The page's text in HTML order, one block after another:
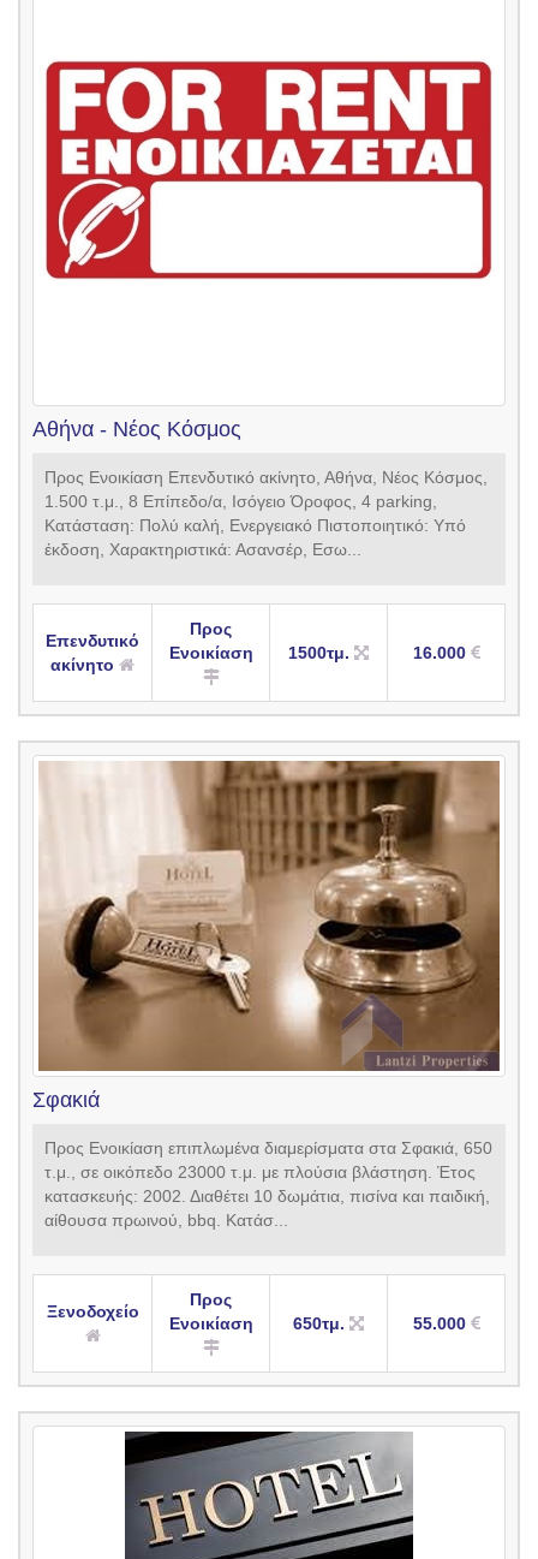
Αθήνα - Νέος Κόσμος
Προς Ενοικίαση Επενδυτικό ακίνητο, Αθήνα, Νέος Κόσμος,
1.500 τ.μ., 8 Επίπεδο/α, Ισόγειο Όροφος, 4 parking,
Κατάσταση: Πολύ καλή, Ενεργειακό Πιστοποιητικό: Υπό
έκδοση, Χαρακτηριστικά: Ασανσέρ, Εσω...
Επενδυτικό
ακίνητο
Προς
Ενοικίαση
1500τμ. 16.000
Σφακιά
Προς Ενοικίαση επιπλωμένα διαμερίσματα στα Σφακιά, 650
τ.μ., σε οικόπεδο 23000 τ.μ. με πλούσια βλάστηση. Έτος
κατασκευής: 2002. Διαθέτει 10 δωμάτια, πισίνα και παιδική,
αίθουσα πρωινού, bbq. Κατάσ...
Ξενοδοχείο
Προς
Ενοικίαση
650τμ. 55.000